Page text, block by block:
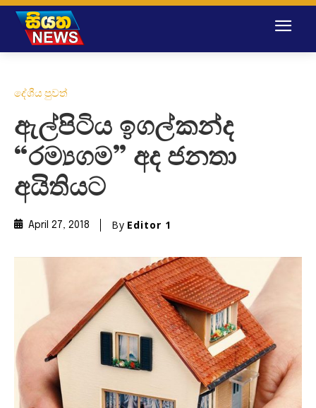
දේශීය පුවත්
ඇල්පිටිය ඉගල්කන්ද
“රම්‍යගම” අද ජනතා
අයිතියට
April 27, 2018 By Editor 1